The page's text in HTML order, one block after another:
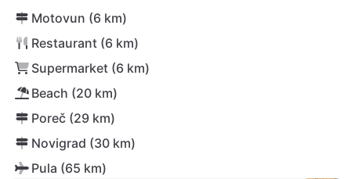
Motovun (6 km)
Restaurant (6 km)
Supermarket (6 km)
Beach (20 km)
Poreč (29 km)
Novigrad (30 km)
Pula (65 km)